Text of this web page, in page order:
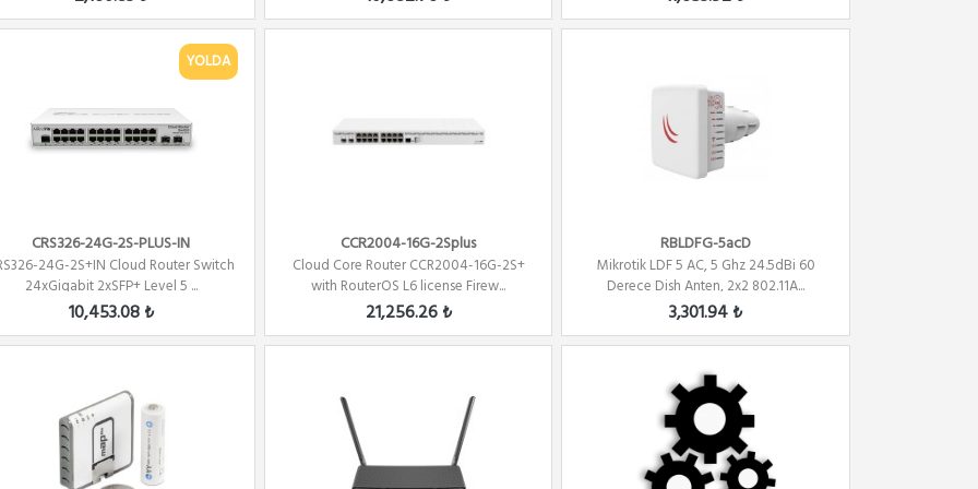
YOLDA
CRS326-24G-2S-PLUS-IN
24G-2S+IN Cloud Router Switch
24xGigabit 2xSFP+ Level 5 ...
10,453.08 ₺
CCR2004-16G-2Splus
Cloud Core Router CCR2004-16G-2S+
with RouterOS L6 license Firew...
21,256.26 ₺
RBLDFG-5acD
Mikrotik LDF 5 AC, 5 Ghz 24.5dBi 60
Derece Dish Anten, 2x2 802.11A...
3,301.94 ₺